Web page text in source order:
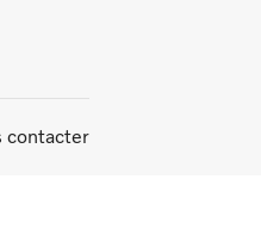
contacter